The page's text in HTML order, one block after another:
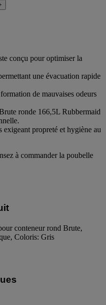
conçu pour optimiser la
une évacuation rapide
de mauvaises odeurs
ronde 166,5L Rubbermaid
propreté et hygiène au
à commander la poubelle
conteneur rond Brute,
Coloris: Gris